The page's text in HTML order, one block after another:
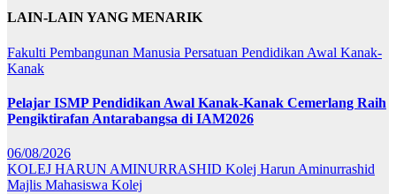
LAIN-LAIN YANG MENARIK
Fakulti Pembangunan Manusia Persatuan Pendidikan Awal Kanak-
Kanak
Pelajar ISMP Pendidikan Awal Kanak-Kanak Cemerlang Raih
Pengiktirafan Antarabangsa di IAM2026
06/08/2026
KOLEJ HARUN AMINURRASHID Kolej Harun Aminurrashid
Majlis Mahasiswa Kolej